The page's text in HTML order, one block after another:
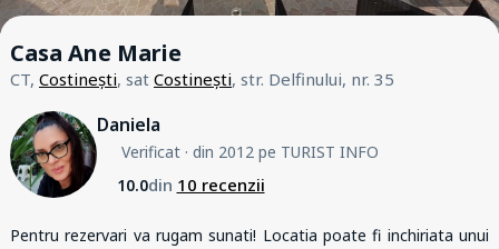
Casa Ane Marie
CT, Costinești, sat Costinești, str. Delfinului, nr. 35
Daniela
Verificat· din 2012 pe TURIST INFO
10.0din 10 recenzii
Pentru rezervari va rugam sunati! Locatia poate fi inchiriata unui